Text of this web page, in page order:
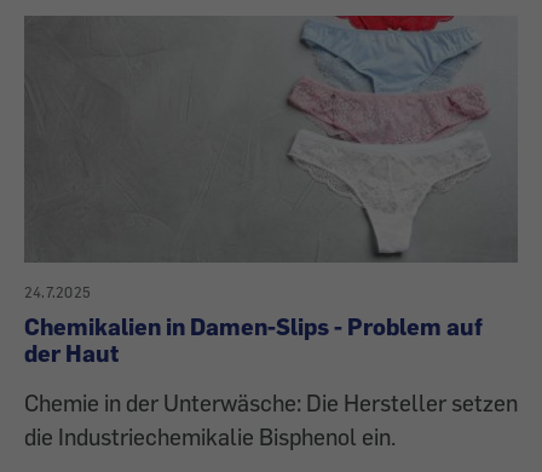
24.7.2025
Chemikalien in Damen-Slips - Problem auf
der Haut
Chemie in der Unterwäsche: Die Hersteller setzen
die Industriechemikalie Bisphenol ein.